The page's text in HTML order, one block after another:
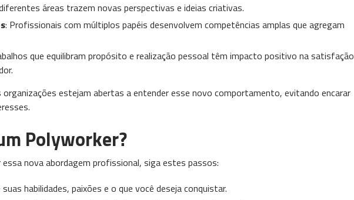
áreas trazem novas perspectivas e ideias criativas.
: Profissionais com múltiplos papéis desenvolvem competências amplas que agregam
que equilibram propósito e realização pessoal têm impacto positivo na satisfação
organizações estejam abertas a entender esse novo comportamento, evitando encarar
Polyworker?
nova abordagem profissional, siga estes passos:
suas habilidades, paixões e o que você deseja conquistar.